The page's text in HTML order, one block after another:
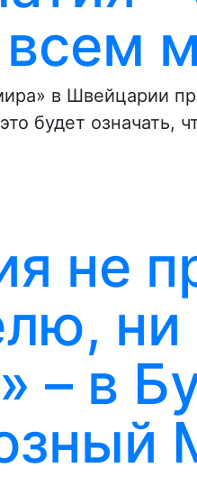
всем
в Швейцарии
будет означать,
не
ни
– в